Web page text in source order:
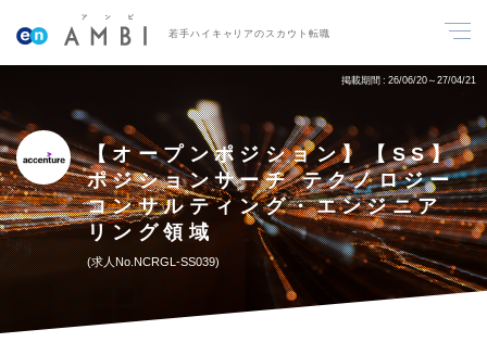
若手ハイキャリアのスカウト転職
掲載期間 26/06/20～27/04/21
【オープンポジション】【SS】
ポジションサーチ テクノロジー
コンサルティング・エンジニア
リング領域
求人No.NCRGL-SS039